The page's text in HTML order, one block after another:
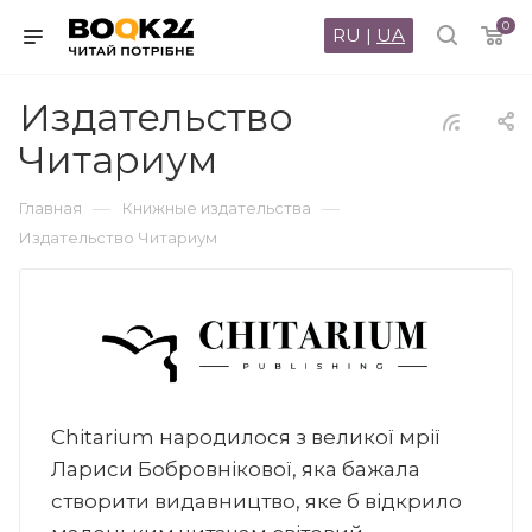
0
RU | UA
Издательство
Читариум
Главная — Книжные издательства —
Издательство Читариум
Chitarium народилося з великої мрії
Лариси Бобровнікової, яка бажала
створити видавництво, яке б відкрило